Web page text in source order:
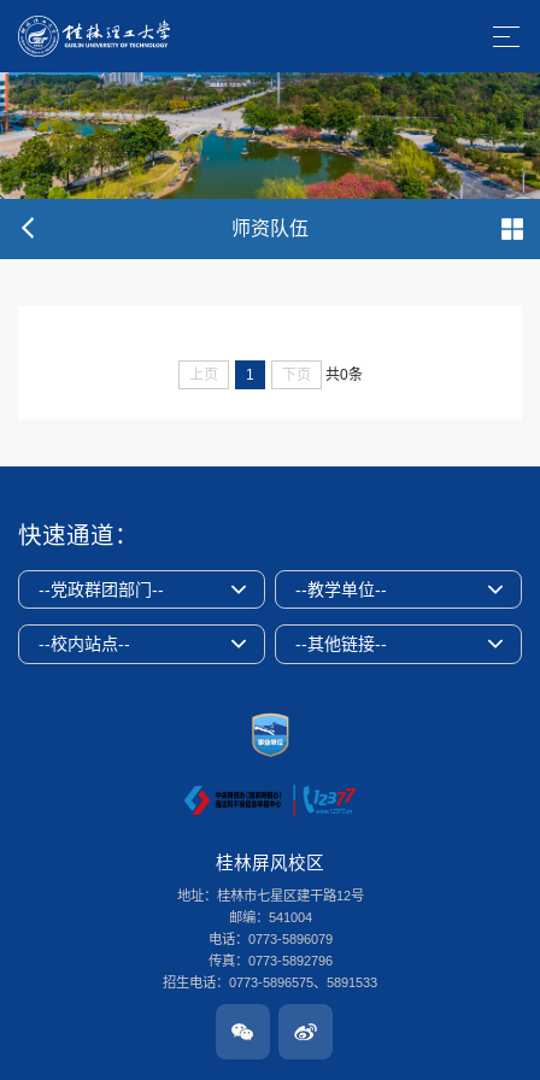
师资队伍
上页 1 下页 共0条
快速通道：
--党政群团部门-- --教学单位--
--校内站点-- --其他链接--
桂林屏风校区
地址：桂林市七星区建干路12号
邮编：541004
电话：0773-5896079
传真：0773-5892796
招生电话：0773-5896575、5891533
桂林雁山校区
地址：桂林市雁山区雁山街319号